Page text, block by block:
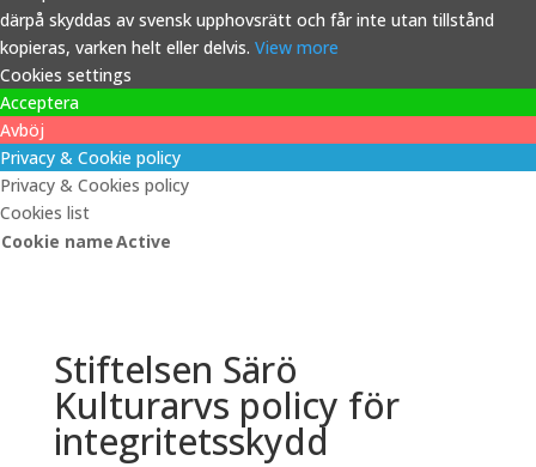
därpå skyddas av svensk upphovsrätt och får inte utan tillstånd
kopieras, varken helt eller delvis. View more
Cookies settings
Acceptera
Avböj
Privacy & Cookie policy
Privacy & Cookies policy
Cookies list
Cookie nameActive
Stiftelsen Särö
Kulturarvs policy för
integritetsskydd